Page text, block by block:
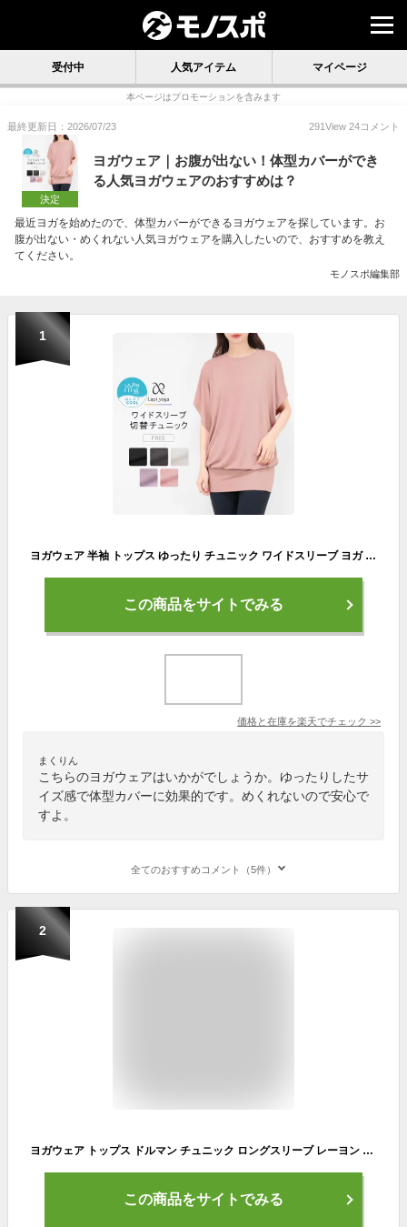
受付中 人気アイテム マイページ
本ページはプロモーションを含みます
最終更新日：2026/07/23 291View 24コメント
決定
ヨガウェア｜お腹が出ない！体型カバーができ
る人気ヨガウェアのおすすめは？
最近ヨガを始めたので、体型カバーができるヨガウェアを探しています。お
腹が出ない・めくれない人気ヨガウェアを購入したいので、おすすめを教え
てください。
モノスポ編集部
1
ヨガウェア 半袖 トップス ゆったり チュニック ワイドスリーブ ヨガ ピラティス レディース ロング丈 フィットネスウェア ギャザー 5分袖 Tシャツ 無地 かわいい おしゃれ めくれない lapiyoga ラピヨガ *2 *y3-2t
この商品をサイトでみる
価格と在庫を楽天でチェック >>
まくりん
こちらのヨガウェアはいかがでしょうか。ゆったりしたサ
イズ感で体型カバーに効果的です。めくれないので安心で
すよ。
全てのおすすめコメント（5件）
2
ヨガウェア トップス ドルマン チュニック ロングスリーブ レーヨン ギャザー 長袖 ヨガ ピラティス レディース スポーツウェア フィットネスウェア ストレッチ ドルマンスリーブ Tシャツ ゆったり おしゃれ めくれない lapiyoga ラピヨガ*2
この商品をサイトでみる